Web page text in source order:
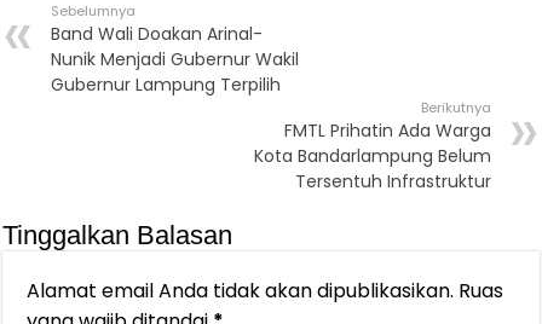
Sebelumnya
Band Wali Doakan Arinal-
Nunik Menjadi Gubernur Wakil
Gubernur Lampung Terpilih
Berikutnya
FMTL Prihatin Ada Warga
Kota Bandarlampung Belum
Tersentuh Infrastruktur
Tinggalkan Balasan
Alamat email Anda tidak akan dipublikasikan. Ruas